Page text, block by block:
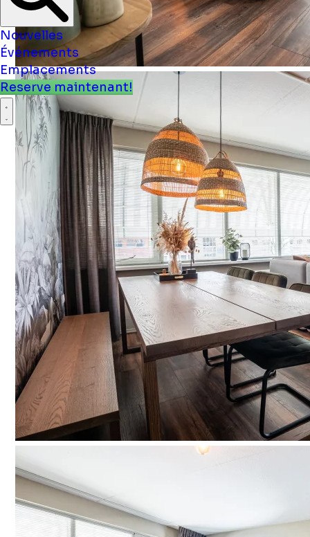
Nouvelles
Événements
Emplacements
Reserve maintenant!